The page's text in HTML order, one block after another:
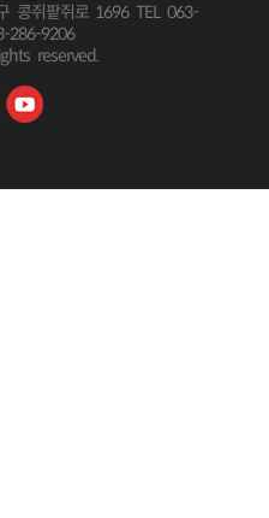
콩쥐팥쥐로 1696 TEL 063-
286-9206
reserved.